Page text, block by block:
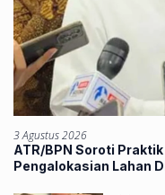
3 Agustus 2026
ATR/BPN Soroti
Pengalokasian Lahan